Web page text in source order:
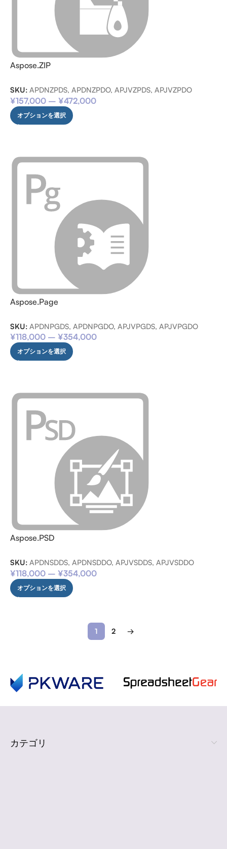
Aspose.ZIP
SKU: APDNZPDS, APDNZPDO, APJVZPDS, APJVZPDO
¥157,000 – ¥472,000
オプションを選択
Aspose.Page
SKU: APDNPGDS, APDNPGDO, APJVPGDS, APJVPGDO
¥118,000 – ¥354,000
オプションを選択
Aspose.PSD
SKU: APDNSDDS, APDNSDDO, APJVSDDS, APJVSDDO
¥118,000 – ¥354,000
オプションを選択
1 2 →
カテゴリ